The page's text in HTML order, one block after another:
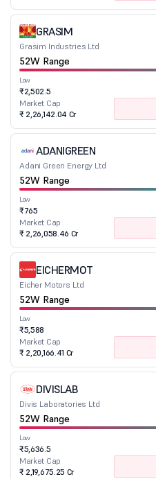
GRASIM
Grasim Industries Ltd
52W Range
Low
₹2,502.5
Market Cap
₹ 2,26,142.04 Cr
ADANIGREEN
Adani Green Energy Ltd
52W Range
Low
₹765
Market Cap
₹ 2,26,058.46 Cr
EICHERMOT
Eicher Motors Ltd
52W Range
Low
₹5,588
Market Cap
₹ 2,20,166.41 Cr
DIVISLAB
Divis Laboratories Ltd
52W Range
Low
₹5,636.5
Market Cap
₹ 2,19,675.25 Cr